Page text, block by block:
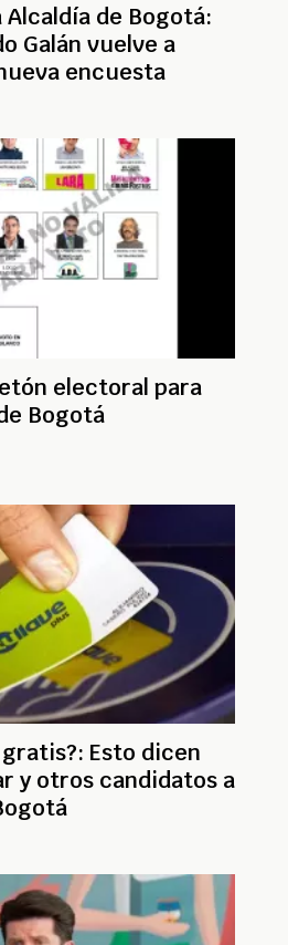
Alcaldía de Bogotá:
Galán vuelve a
encuesta
electoral para
Bogotá
Esto dicen
y otros candidatos a